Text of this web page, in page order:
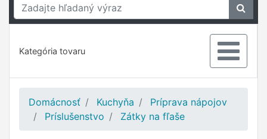
Kategória tovaru
Domácnosť Kuchyňa
Príprava nápojov
Príslušenstvo
Zátky na fľaše